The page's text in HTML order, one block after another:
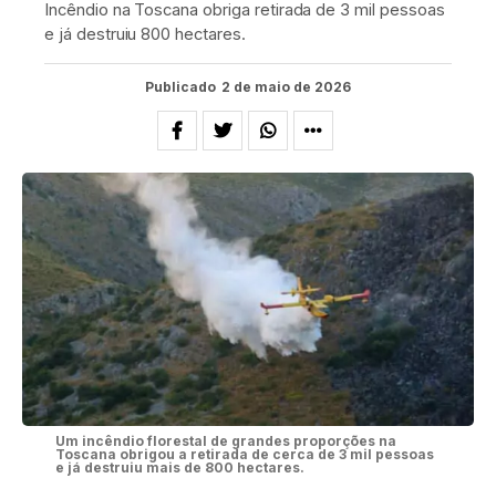
Incêndio na Toscana obriga retirada de 3 mil pessoas
e já destruiu 800 hectares.
Publicado 2 de maio de 2026
Um incêndio florestal de grandes proporções na
Toscana obrigou a retirada de cerca de 3 mil pessoas
e já destruiu mais de 800 hectares.